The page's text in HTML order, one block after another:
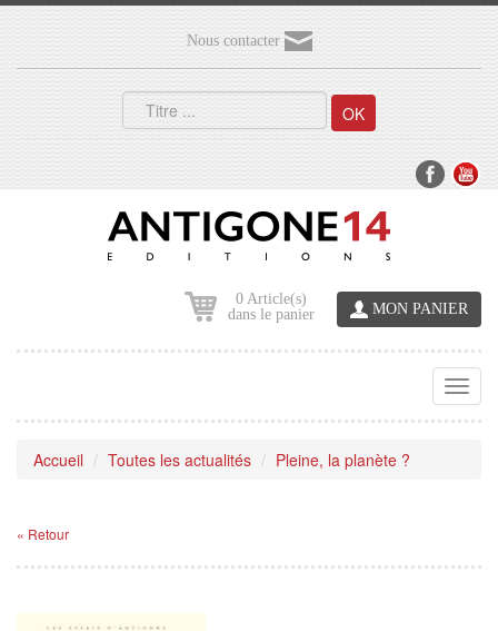
Nous contacter
OK
0 Article(s)
dans le panier
MON PANIER
Accueil Toutes les actualités Pleine, la planète ?
« Retour